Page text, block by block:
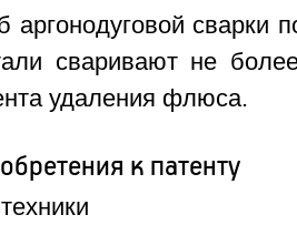
аргонодуговой сварки
сваривают не
удаления флюса.
к патенту